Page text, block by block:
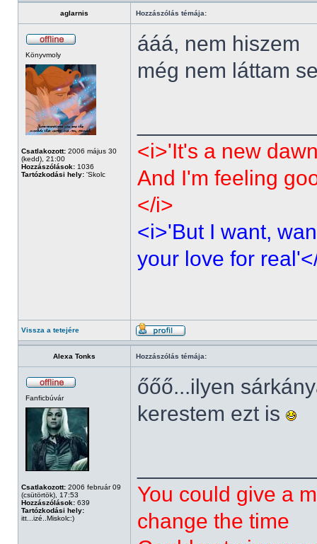
aglarnis Hozzászólás témája:
Könyvmoly
Csatlakozott: 2006 május 30
(kedd), 21:00
Hozzászólások: 1036
Tartózkodási hely: 'Skolc
ááá, nem hiszem
még nem láttam
<i>'It's a new
And I'm feeling
</i>
<i>'But I want,
your love for
Vissza a tetejére
Alexa Tonks Hozzászólás témája:
Fanficbúvár
Csatlakozott: 2006 február 09
(csütörtök), 17:53
Hozzászólások: 639
Tartózkodási hely:
itt...izé..Miskolc:)
őőő...ilyen
kerestem ezt is
You could give a
change the time